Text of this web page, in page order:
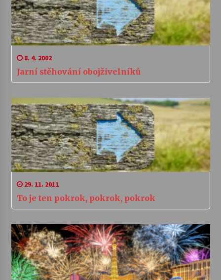
8. 4. 2002
Jarní stěhování obojživelníků
29. 11. 2011
To je ten pokrok, pokrok, pokrok